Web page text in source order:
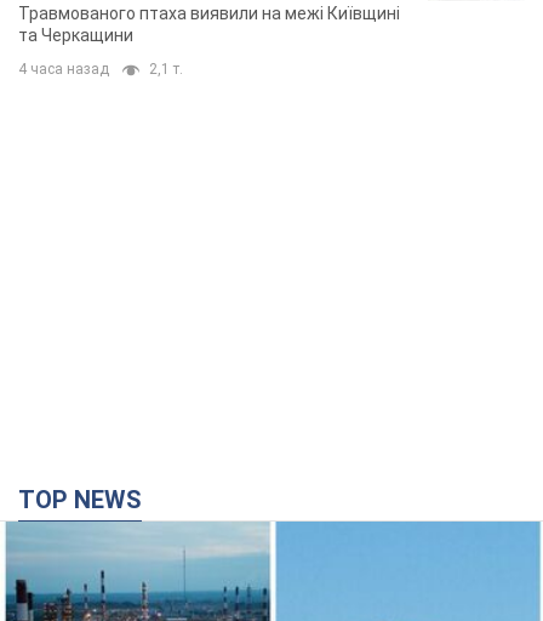
Травмованого птаха виявили на межі Київщині
та Черкащини
4 часа назад 2,1 т.
TOP NEWS